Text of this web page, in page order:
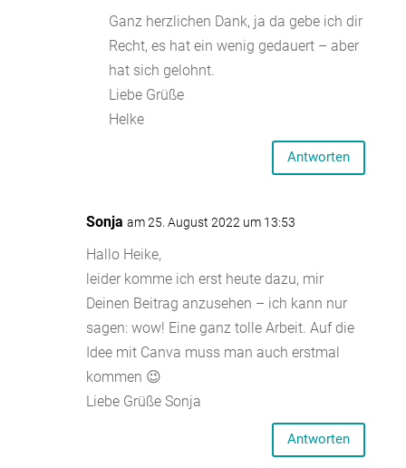
Ganz herzlichen Dank, ja da gebe ich dir
Recht, es hat ein wenig gedauert – aber
hat sich gelohnt.
Liebe Grüße
Helke
Antworten
Sonja am 25. August 2022 um 13:53
Hallo Heike,
leider komme ich erst heute dazu, mir
Deinen Beitrag anzusehen – ich kann nur
sagen: wow! Eine ganz tolle Arbeit. Auf die
Idee mit Canva muss man auch erstmal
kommen 😉
Liebe Grüße Sonja
Antworten